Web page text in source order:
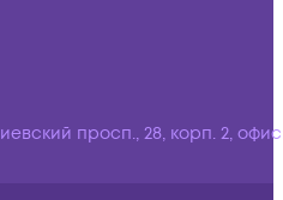
просп., 28, корп. 2,